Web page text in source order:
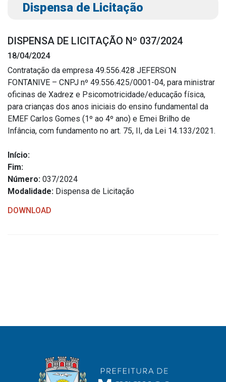
Gabinete do Vice-prefeito
Símbolos Oficiais
Estrutura Organizacional
Secretarias
Administração
Agricultura e Meio Ambiente
Assistência Social
Educação, Cultura, Desporto e Turismo
Saúde
Dispensa de Licitação
DISPENSA DE LICITAÇÃO Nº 037/2024
18/04/2024
Contratação da empresa 49.556.428 JEFERSON
FONTANIVE – CNPJ nº 49.556.425/0001-04, para ministrar
oficinas de Xadrez e Psicomotricidade/educação física,
para crianças dos anos iniciais do ensino fundamental da
EMEF Carlos Gomes (1º ao 4º ano) e Emei Brilho de
Infância, com fundamento no art. 75, II, da Lei 14.133/2021.
Início:
Fim:
Número: 037/2024
Modalidade: Dispensa de Licitação
DOWNLOAD